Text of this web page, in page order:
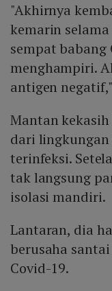
"Akhirnya
kemarin
sempat
menghampiri.
antigen
Mantan
dari
terinfeksi.
tak langsung
isolasi mandiri.
Lantaran, dia
berusaha
Covid-19.